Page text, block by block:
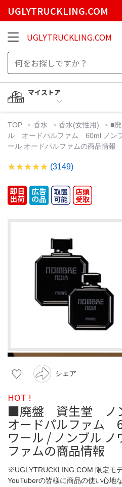
UGLYTRUCKLING.COM
UGLYTRUCKLING.COM
マイストア
TOP 香水 香水(女性用)
■
ル オードパルファム 60ml ノン
ール オードパルファムの商品情報
(3149)
シェア
HOT !
■廃盤 資生堂 ノ
オードパルファム
ワール / ノンブル
ファムの商品情報
※UGLYTRUCKLING.COM 限定モ
YouTuberの皆様に商品の使い心地